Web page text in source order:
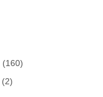
(160)
(2)